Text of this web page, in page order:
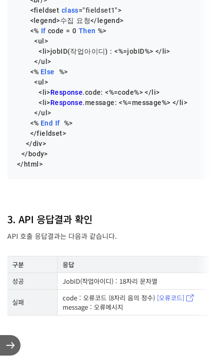
      <fieldset
class="fieldset1">
      <legend>수집 요청</legend>
      <%
If code = 0 Then %>
        <ul>
          <li>jobID(작업아이디) : <%=jobID%> </li>
        </ul>
Else
  %>
        <ul>
          <li>
Response.code: <%=code%> </li>
          <li>
Response.message: <%=message%> </li>
        </ul>
End If
      </fieldset>
    </div>
  </body>
</html>
3. API 응답결과 확인
API 호출 응답결과는 다음과 같습니다.
구분
응답
성공
JobID(작업아이디) : 18자리 문자열
실패 code : 오류코드 (8자리 음의 정수) [오류코드]
message : 오류메시지